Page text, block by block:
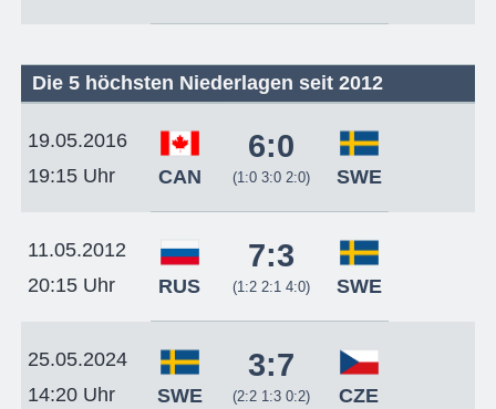
Die 5 höchsten Niederlagen seit 2012
19.05.2016
19:15 Uhr
CAN
6:0
(1:0 3:0 2:0) SWE
11.05.2012
20:15 Uhr
RUS
7:3
(1:2 2:1 4:0) SWE
25.05.2024
14:20 Uhr
SWE
3:7
(2:2 1:3 0:2) CZE